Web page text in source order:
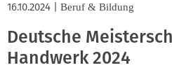
16.10.2024 Beruf & Bildung
Deutsche
Handwerk 2024